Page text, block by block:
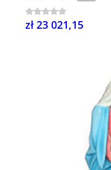
zł 23 021,15